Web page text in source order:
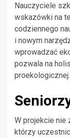
Nauczyciele
wskazówki na
codziennego
i nowym
wprowadzać
pozwala na
proekologicznej.
W projekcie nie
którzy